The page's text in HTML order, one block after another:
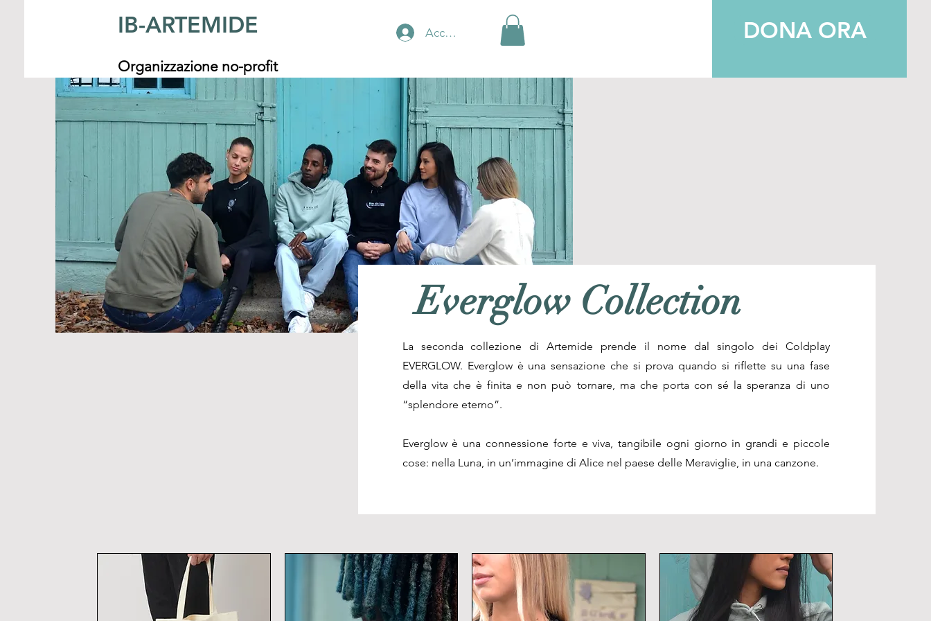
IB-ARTEMIDE Accedi
Organizzazione no-profit
DONA ORA
Everglow Collection
La seconda collezione di Artemide prende il nome dal singolo dei Coldplay
EVERGLOW. Everglow è una sensazione che si prova quando si riflette su una fase
della vita che è finita e non può tornare, ma che porta con sé la speranza di uno
“splendore eterno”.
Everglow è una connessione forte e viva, tangibile ogni giorno in grandi e piccole
cose: nella Luna, in un’immagine di Alice nel paese delle Meraviglie, in una canzone.